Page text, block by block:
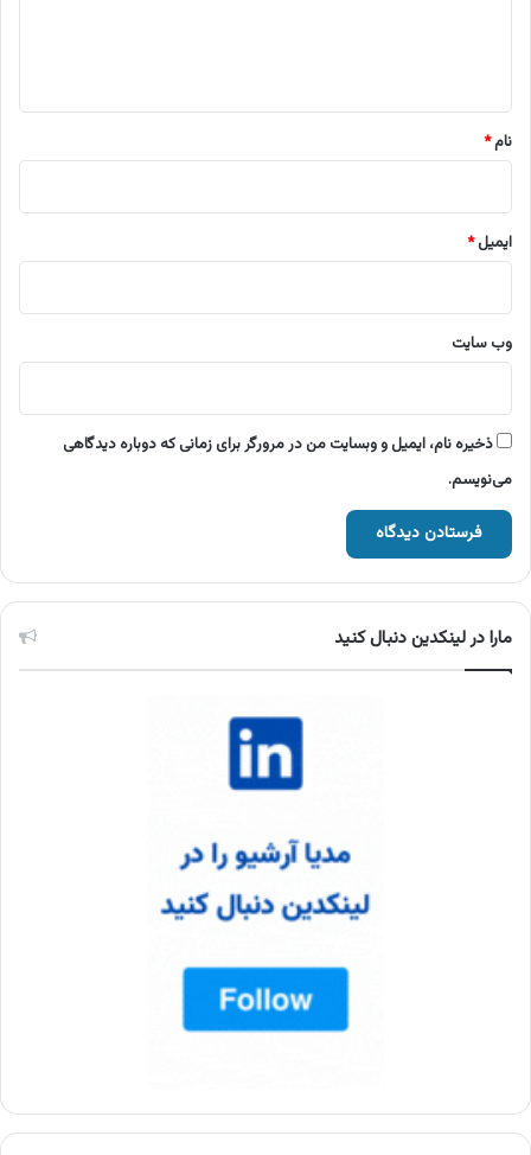
نام*
ایمیل*
وب‌ سایت
ذخیره نام، ایمیل و وبسایت من در مرورگر برای زمانی که دوباره دیدگاهی
می‌نویسم.
مارا در لینکدین دنبال کنید